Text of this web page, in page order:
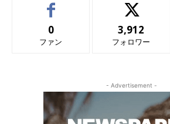
0
ファン
3,912
フォロワー
- Advertisement -